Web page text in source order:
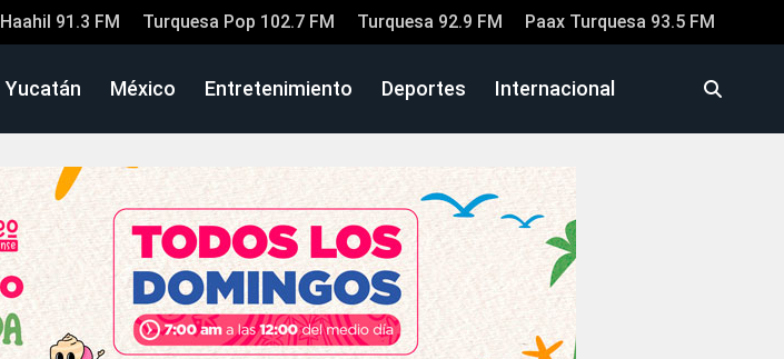
Haahil 91.3 FM Turquesa Pop 102.7 FM Turquesa 92.9 FM Paax Turquesa 93.5 FM
Yucatán México Entretenimiento Deportes Internacional